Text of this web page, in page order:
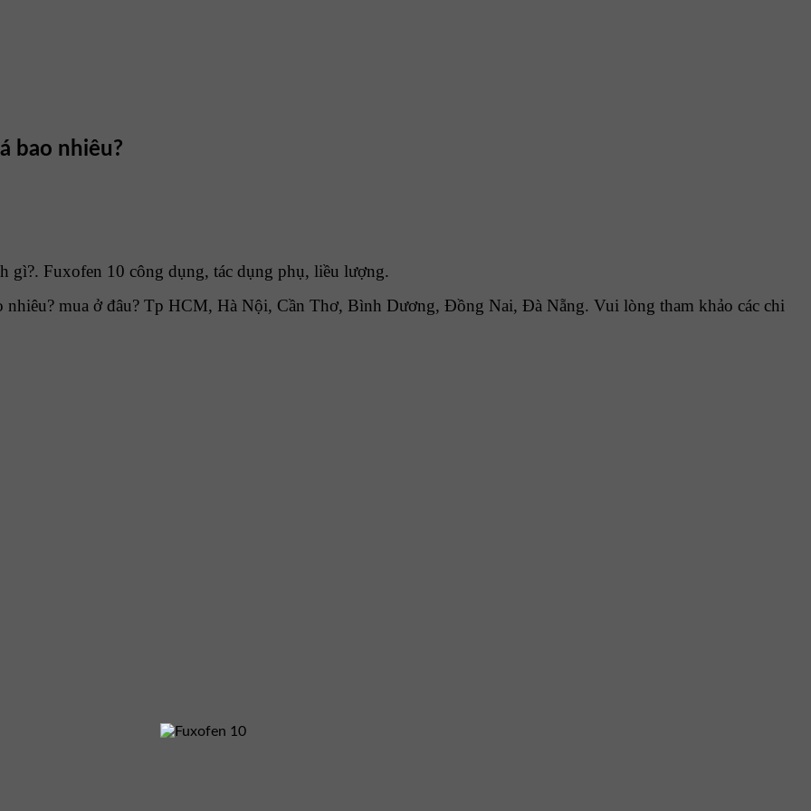
bao nhiêu?
gì?. Fuxofen 10 công dụng, tác dụng phụ, liều lượng.
mua ở đâu? Tp HCM, Hà Nội, Cần Thơ, Bình Dương, Đồng Nai, Đà Nẵng. Vui lòng tham khảo các chi